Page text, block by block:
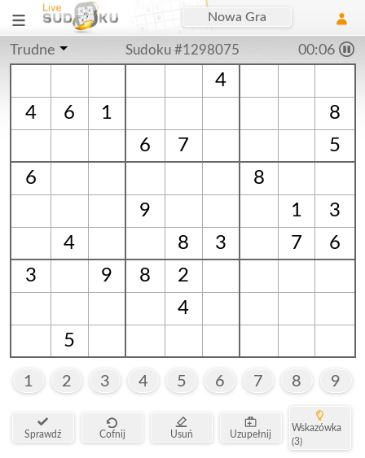
Nowa Gra
Trudne Sudoku #1298075 00:06
4
4
6 1
8
6
7
5
6
8
9
1
3
4
8 3 7
6
3
9 8
2
4
5
1 2 3 4 5 6 7 8 9
Sprawdź Cofnij Usuń Uzupełnij
Wskazówka
(3)